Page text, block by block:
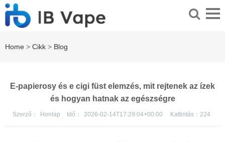
Home > Cikk > Blog
E-papierosy és e cigi füst elemzés, mit rejtenek az ízek
és hogyan hatnak az egészségre
Szerző： Honlap Idő： 2026-02-14T17:29:04+00:00 Kattintás： 224